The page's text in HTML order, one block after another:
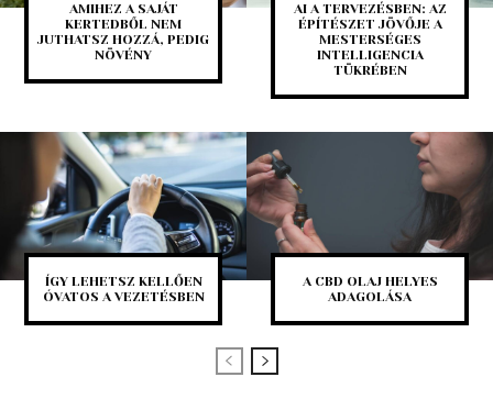
AMIHEZ A SAJÁT
KERTEDBŐL NEM
JUTHATSZ HOZZÁ, PEDIG
NÖVÉNY
AI A TERVEZÉSBEN: AZ
ÉPÍTÉSZET JÖVŐJE A
MESTERSÉGES
INTELLIGENCIA
TÜKRÉBEN
ÍGY LEHETSZ KELLŐEN
ÓVATOS A VEZETÉSBEN
A CBD OLAJ HELYES
ADAGOLÁSA